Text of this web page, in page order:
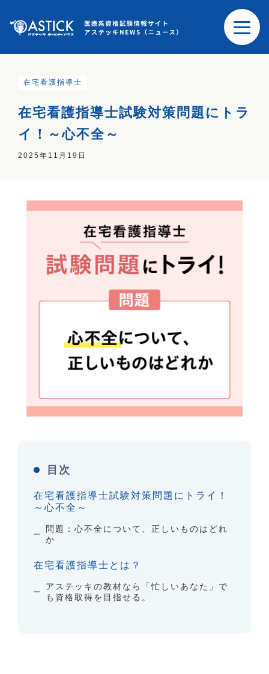
在宅看護指導士
在宅看護指導士試験対策問題にトラ
イ！～心不全～
2025年11月19日
目次
在宅看護指導士試験対策問題にトライ！
～心不全～
問題：心不全について、正しいものはどれ
か
在宅看護指導士とは？
アステッキの教材なら「忙しいあなた」で
も資格取得を目指せる。